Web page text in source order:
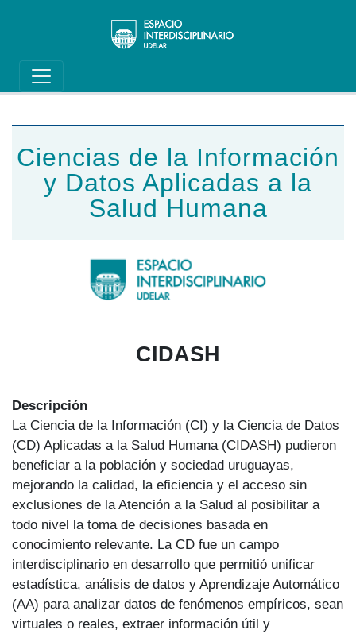
Main navigation
Ciencias de la Información
y Datos Aplicadas a la
Salud Humana
CIDASH
Descripción
La Ciencia de la Información (CI) y la Ciencia de Datos
(CD) Aplicadas a la Salud Humana (CIDASH) pudieron
beneficiar a la población y sociedad uruguayas,
mejorando la calidad, la eficiencia y el acceso sin
exclusiones de la Atención a la Salud al posibilitar a
todo nivel la toma de decisiones basada en
conocimiento relevante. La CD fue un campo
interdisciplinario en desarrollo que permitió unificar
estadística, análisis de datos y Aprendizaje Automático
(AA) para analizar datos de fenómenos empíricos, sean
virtuales o reales, extraer información útil y